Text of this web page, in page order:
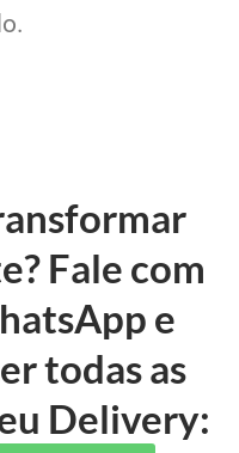
Fale com
e
todas as
Delivery: